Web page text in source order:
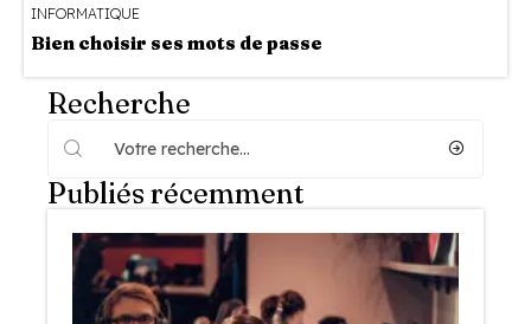
INFORMATIQUE
Bien choisir ses mots de passe
Recherche
Publiés récemment